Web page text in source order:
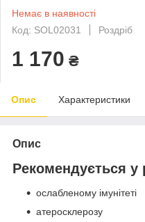
Немає в наявності
Код: SOL02031
Роздріб
1 170 ₴
Опис Характеристики
Опис
Рекомендується у
ослабленому імунітеті
атеросклерозу